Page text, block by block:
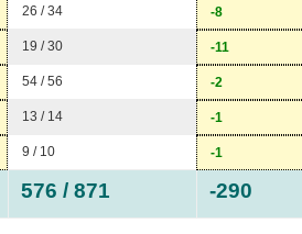
26 / 34 -8
19 / 30 -11
54 / 56 -2
13 / 14 -1
9 / 10 -1
576 / 871 -290